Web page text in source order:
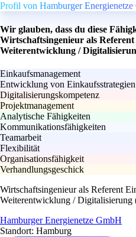
Profil von Hamburger Energienetze
Wir glauben, dass du diese
Wirtschaftsingenieur als
Weiterentwicklung /
Einkaufsmanagement
Entwicklung von Einkaufsstrategien
Digitalisierungskompetenz
Projektmanagement
Analytische Fähigkeiten
Kommunikationsfähigkeiten
Teamarbeit
Flexibilität
Organisationsfähigkeit
Verhandlungsgeschick
Wirtschaftsingenieur als Referent
Weiterentwicklung / Digitalisierung
Hamburger Energienetze GmbH
Standort: Hamburg